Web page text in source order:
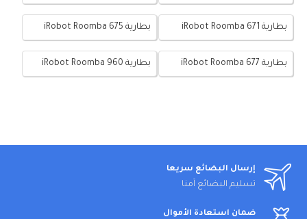
بطارية iRobot Roomba 671 بطارية iRobot Roomba 675
بطارية iRobot Roomba 677 بطارية iRobot Roomba 960
إرسال البضائع سريعا
تسليم البضائع آمنا
ضمان استعادة الأموال